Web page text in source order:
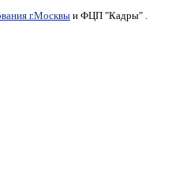
г.Москвы и ФЦП "Кадры" .